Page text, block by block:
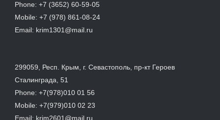
Phone: +7 (3652) 60-59-05
Mobile: +7 (978) 861-08-24
Email: krim1301@mail.ru
299059, Респ. Крым, г. Севастополь, пр-кт Героев
Сталинграда, 51
Phone: +7(978)010 01 56
Mobile: +7(979)010 02 23
Email: krim2601@mail.ru